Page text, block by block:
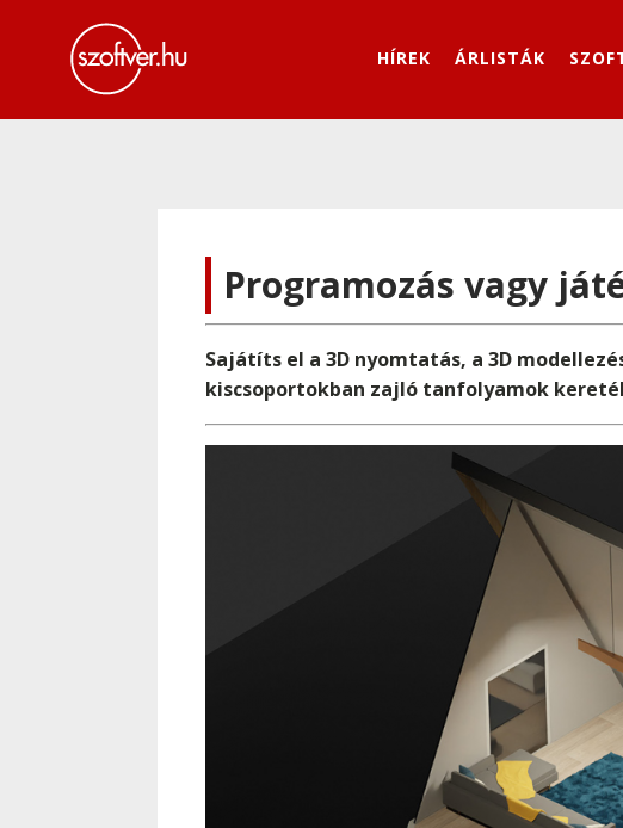
HÍREK ÁRLISTÁK
Programozás vagy
Sajátíts el a 3D nyomtatás, a 3D
kiscsoportokban zajló tanfolyamok